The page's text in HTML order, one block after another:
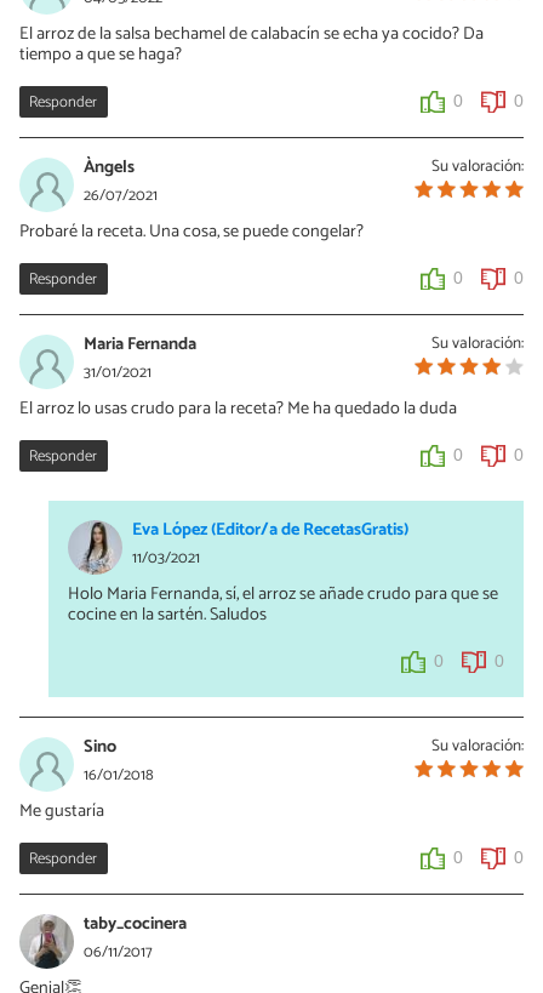
El arroz de la salsa bechamel de calabacín se echa ya cocido? Da
tiempo a que se haga?
Responder 0 0
Su valoración:
Àngels
26/07/2021
Probaré la receta. Una cosa, se puede congelar?
Responder 0 0
Su valoración:
Maria Fernanda
31/01/2021
El arroz lo usas crudo para la receta? Me ha quedado la duda
Responder 0 0
Eva López (Editor/a de RecetasGratis)
11/03/2021
Holo Maria Fernanda, sí, el arroz se añade crudo para que se
cocine en la sartén. Saludos
0 0
Su valoración:
Sino
16/01/2018
Me gustaría
Responder 0 0
taby_cocinera
06/11/2017